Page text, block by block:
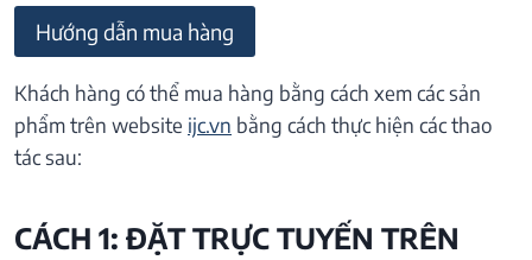
Hướng dẫn mua hàng
Khách hàng có thể mua hàng bằng cách xem các sản
phẩm trên website ijc.vn bằng cách thực hiện các thao
tác sau:
CÁCH 1: ĐẶT TRỰC TUYẾN TRÊN